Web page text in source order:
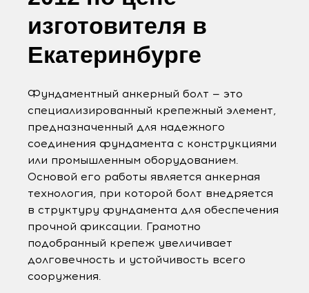
изготовителя в
Екатеринбурге
Фундаментный анкерный болт — это
специализированный крепежный элемент,
предназначенный для надежного
соединения фундамента с конструкциями
или промышленным оборудованием.
Основой его работы является анкерная
технология, при которой болт внедряется
в структуру фундамента для обеспечения
прочной фиксации. Грамотно
подобранный крепеж увеличивает
долговечность и устойчивость всего
сооружения.